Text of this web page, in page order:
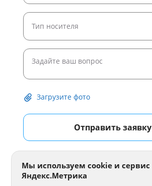
Загрузите фото
Отправить заявку
Мы используем cookie и сервис
Яндекс.Метрика